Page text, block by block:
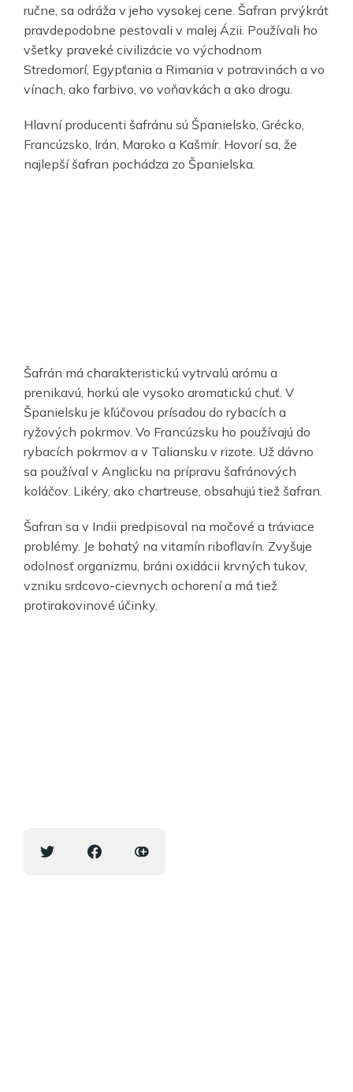
ručne, sa odráža v jeho vysokej cene. Šafran prvýkrát
pravdepodobne pestovali v malej Ázii. Používali ho
všetky praveké civilizácie vo východnom
Stredomorí, Egypťania a Rimania v potravinách a vo
vínach, ako farbivo, vo voňavkách a ako drogu.
Hlavní producenti šafránu sú Španielsko, Grécko,
Francúzsko, Irán, Maroko a Kašmír. Hovorí sa, že
najlepší šafran pochádza zo Španielska.
Šafrán má charakteristickú vytrvalú arómu a
prenikavú, horkú ale vysoko aromatickú chuť. V
Španielsku je kľúčovou prísadou do rybacích a
ryžových pokrmov. Vo Francúzsku ho používajú do
rybacích pokrmov a v Taliansku v rizote. Už dávno
sa používal v Anglicku na prípravu šafránových
koláčov. Likéry, ako chartreuse, obsahujú tiež šafran.
Šafran sa v Indii predpisoval na močové a tráviace
problémy. Je bohatý na vitamín riboflavín. Zvyšuje
odolnosť organizmu, bráni oxidácii krvných tukov,
vzniku srdcovo-cievnych ochorení a má tiež
protirakovinové účinky.